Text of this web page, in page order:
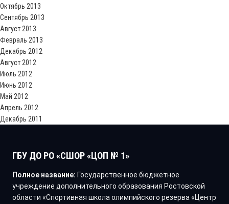
Октябрь 2013
Сентябрь 2013
Август 2013
Февраль 2013
Декабрь 2012
Август 2012
Июль 2012
Июнь 2012
Май 2012
Апрель 2012
Декабрь 2011
ГБУ ДО РО «СШОР «ЦОП № 1»
Полное название: Государственное бюджетное
учреждение дополнительного образования Ростовской
области «Спортивная школа олимпийского резерва «Центр